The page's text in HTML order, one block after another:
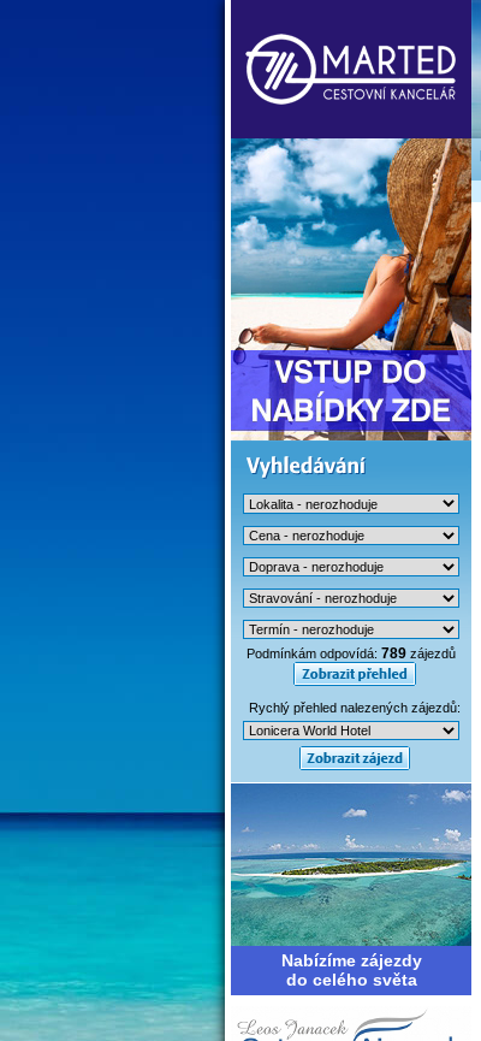
Podmínkám odpovídá: 789 zájezdů
Rychlý přehled nalezených zájezdů:
Nabízíme zájezdy
do celého světa